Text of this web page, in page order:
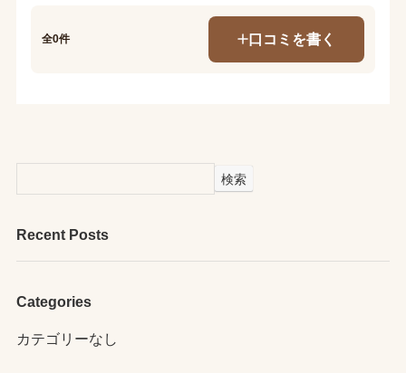
全0件 口コミを書く
検索
Recent Posts
Categories
カテゴリーなし